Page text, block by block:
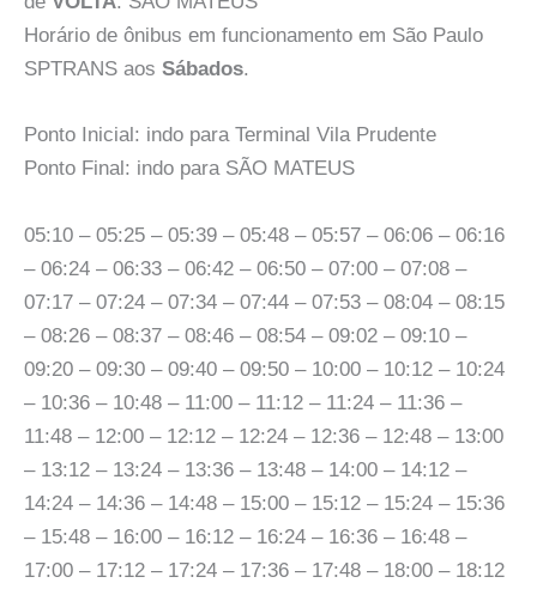
Horário de ônibus em funcionamento em São Paulo
SPTRANS aos Sábados.
Ponto Inicial: indo para Terminal Vila Prudente
Ponto Final: indo para SÃO MATEUS
05:10 – 05:25 – 05:39 – 05:48 – 05:57 – 06:06 – 06:16
– 06:24 – 06:33 – 06:42 – 06:50 – 07:00 – 07:08 –
07:17 – 07:24 – 07:34 – 07:44 – 07:53 – 08:04 – 08:15
– 08:26 – 08:37 – 08:46 – 08:54 – 09:02 – 09:10 –
09:20 – 09:30 – 09:40 – 09:50 – 10:00 – 10:12 – 10:24
– 10:36 – 10:48 – 11:00 – 11:12 – 11:24 – 11:36 –
11:48 – 12:00 – 12:12 – 12:24 – 12:36 – 12:48 – 13:00
– 13:12 – 13:24 – 13:36 – 13:48 – 14:00 – 14:12 –
14:24 – 14:36 – 14:48 – 15:00 – 15:12 – 15:24 – 15:36
– 15:48 – 16:00 – 16:12 – 16:24 – 16:36 – 16:48 –
17:00 – 17:12 – 17:24 – 17:36 – 17:48 – 18:00 – 18:12